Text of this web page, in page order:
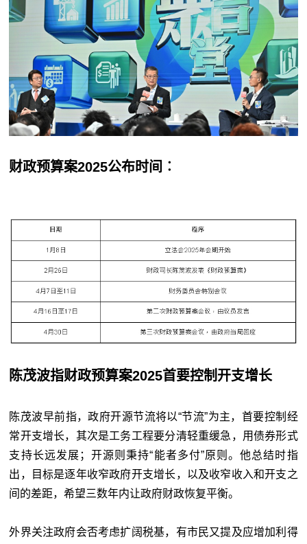
财政预算案2025公布时间︰
陈茂波指财政预算案2025首要控制开支增长
陈茂波早前指，政府开源节流将以“节流”为主，首要控制经
常开支增长，其次是工务工程要分清轻重缓急，用债券形式
支持长远发展；开源则秉持“能者多付”原则。他总结时指
出，目标是逐年收窄政府开支增长，以及收窄收入和开支之
间的差距，希望三数年内让政府财政恢复平衡。
外界关注政府会否考虑扩阔税基，有市民又提及应增加利得